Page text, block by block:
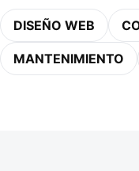
DISEÑO WEB
MANTENIMIENTO